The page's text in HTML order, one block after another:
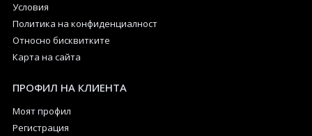
Условия
Политика на конфиденциалност
Относно бисквитките
Карта на сайта
ПРОФИЛ НА КЛИЕНТА
Моят профил
Регистрация